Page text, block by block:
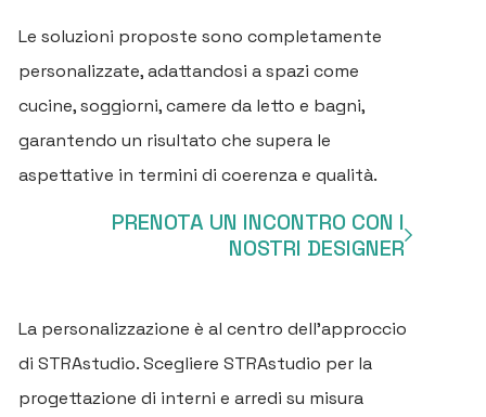
Le soluzioni proposte sono completamente
personalizzate, adattandosi a spazi come
cucine, soggiorni, camere da letto e bagni,
garantendo un risultato che supera le
aspettative in termini di coerenza e qualità.
PRENOTA UN INCONTRO CON I
NOSTRI DESIGNER
La personalizzazione è al centro dell'approccio
di STRAstudio. Scegliere STRAstudio per la
progettazione di interni e arredi su misura